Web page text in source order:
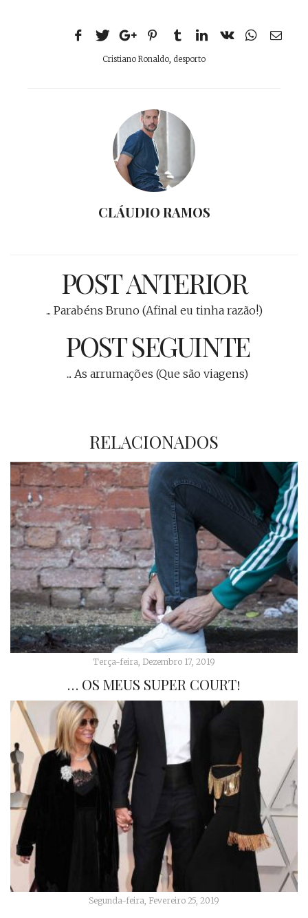
Cristiano Ronaldo, desporto
CLÁUDIO RAMOS
POST ANTERIOR
... Parabéns Bruno (Afinal eu tinha razão!)
POST SEGUINTE
... As arrumações (Que são viagens)
RELACIONADOS
Terça-feira, Dezembro 17, 2019
… OS MEUS SUPER COURT!
Segunda-feira, Fevereiro 25, 2019